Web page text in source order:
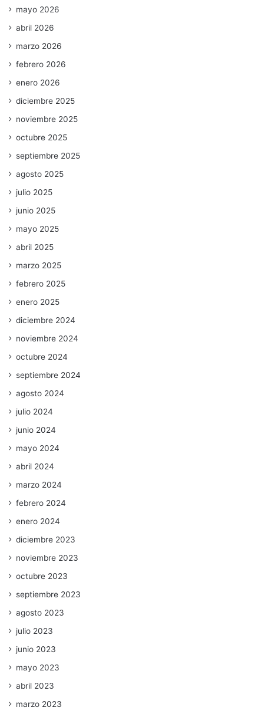
mayo 2026
abril 2026
marzo 2026
febrero 2026
enero 2026
diciembre 2025
noviembre 2025
octubre 2025
septiembre 2025
agosto 2025
julio 2025
junio 2025
mayo 2025
abril 2025
marzo 2025
febrero 2025
enero 2025
diciembre 2024
noviembre 2024
octubre 2024
septiembre 2024
agosto 2024
julio 2024
junio 2024
mayo 2024
abril 2024
marzo 2024
febrero 2024
enero 2024
diciembre 2023
noviembre 2023
octubre 2023
septiembre 2023
agosto 2023
julio 2023
junio 2023
mayo 2023
abril 2023
marzo 2023